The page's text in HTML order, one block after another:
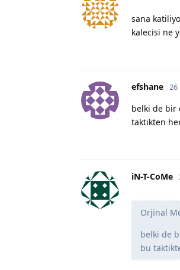
sana
kalecisi ne
efshane 26
belki de bir
taktikten
iN-T-CoMe
Orjinal
belki de
bu